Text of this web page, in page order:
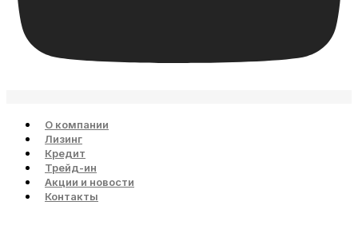
О компании
Лизинг
Кредит
Трейд-ин
Акции и новости
Контакты